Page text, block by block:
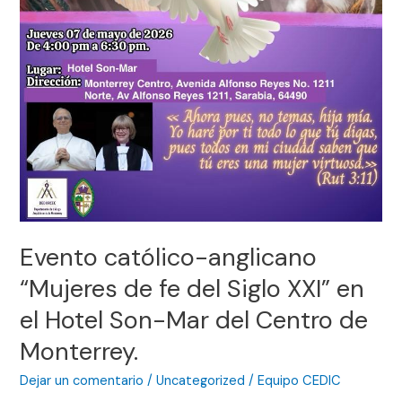
Evento católico-anglicano
“Mujeres de fe del Siglo XXI” en
el Hotel Son-Mar del Centro de
Monterrey.
Dejar un comentario /Uncategorized /Equipo CEDIC
Mar
del
Centro
de
Monterrey.